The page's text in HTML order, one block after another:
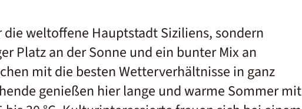
weltoffene Hauptstadt Siziliens, sondern
Platz an der Sonne und ein bunter Mix an
mit die besten Wetterverhältnisse in ganz
genießen hier lange und warme Sommer mit